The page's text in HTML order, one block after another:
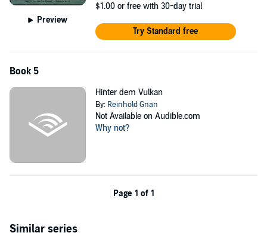
Preview
$1.00 or free with 30-day trial
Try Standard free
Book 5
Hinter dem Vulkan
By: Reinhold Gnan
Not Available on Audible.com
Why not?
Page 1 of 1
Similar series